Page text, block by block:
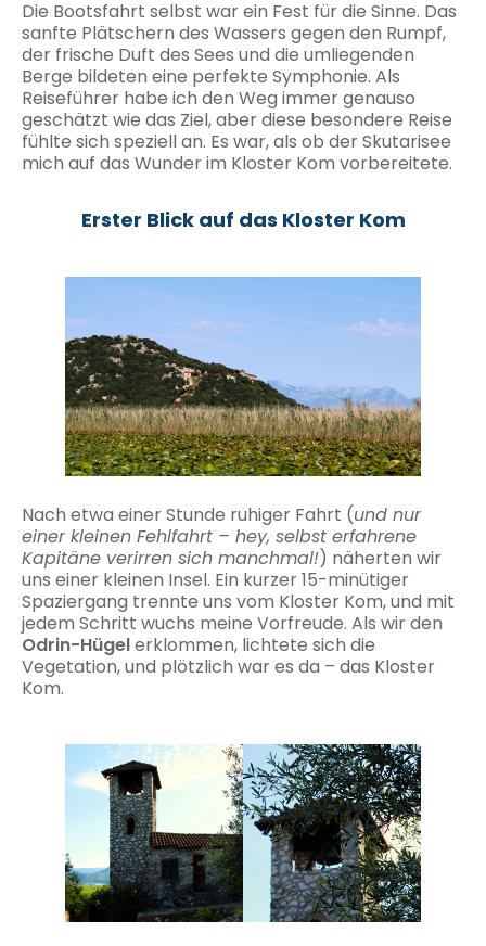
Die Bootsfahrt selbst war ein Fest für die Sinne. Das
sanfte Plätschern des Wassers gegen den Rumpf,
der frische Duft des Sees und die umliegenden
Berge bildeten eine perfekte Symphonie. Als
Reiseführer habe ich den Weg immer genauso
geschätzt wie das Ziel, aber diese besondere Reise
fühlte sich speziell an. Es war, als ob der Skutarisee
mich auf das Wunder im Kloster Kom vorbereitete.
Erster Blick auf das Kloster Kom
Nach etwa einer Stunde ruhiger Fahrt (und nur
einer kleinen Fehlfahrt – hey, selbst erfahrene
Kapitäne verirren sich manchmal!) näherten wir
uns einer kleinen Insel. Ein kurzer 15-minütiger
Spaziergang trennte uns vom Kloster Kom, und mit
jedem Schritt wuchs meine Vorfreude. Als wir den
Odrin-Hügelerklommen, lichtete sich die
Vegetation, und plötzlich war es da – das Kloster
Kom.